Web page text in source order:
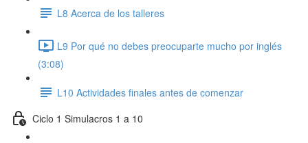
L8 Acerca de los talleres
L9 Por qué no debes preocuparte mucho por inglés
(3:08)
L10 Actividades finales antes de comenzar
Ciclo 1 Simulacros 1 a 10